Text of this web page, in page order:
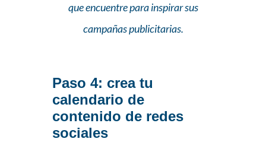
que encuentre para inspirar sus
campañas publicitarias.
Paso 4: crea tu
calendario de
contenido de redes
sociales